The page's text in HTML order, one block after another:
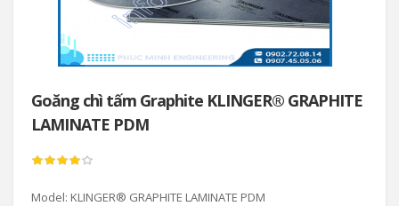
Goăng chì tấm Graphite KLINGER® GRAPHITE
LAMINATE PDM
Model: KLINGER® GRAPHITE LAMINATE PDM